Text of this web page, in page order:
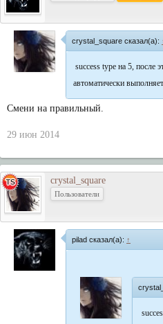
crystal_square сказал(а):
success type на 5, после
автоматически
Смени на правильный.
29 июн 2014
crystal_square
Пользователи
pilad сказал(а): ↑